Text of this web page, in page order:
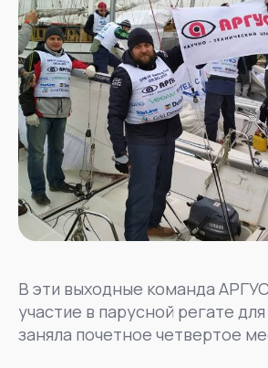
В эти выходные команда
участие в парусной регате
заняла почетное четвертое